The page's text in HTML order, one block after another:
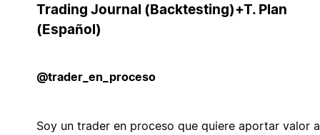
Trading Journal (Backtesting)+T. Plan
(Español)
@trader_en_proceso
Soy un trader en proceso que quiere aportar valor a